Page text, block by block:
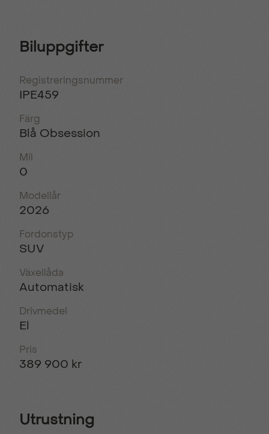
Biluppgifter
Registreringsnummer
IPE459
Färg
Blå Obsession
Mil
0
Modellår
2026
Fordonstyp
SUV
Växellåda
Automatisk
Drivmedel
El
Pris
389 900 kr
Utrustning